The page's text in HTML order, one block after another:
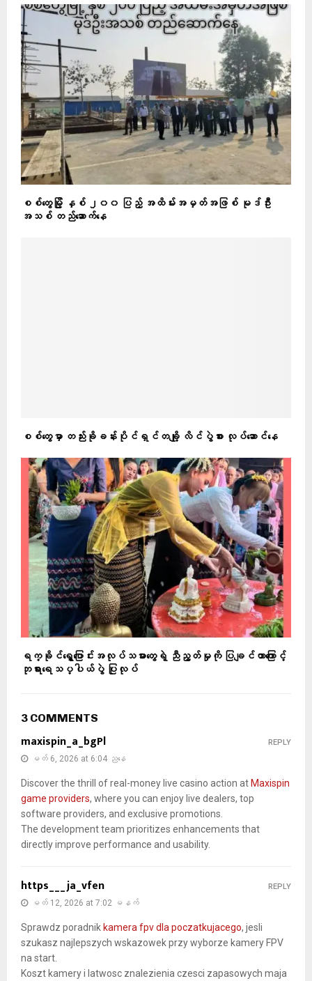
စစ်တွေမြို့ နှစ် ၂၀၀ ပြည့် အထိမ်းအမှတ်အဖြစ် မုဒ်ဦး
အသစ် တည်‌ဆောက်နေ
‎စစ်တွေမှာ တည်းခိုခန်းပိုင်ရှင်တချို့ လိင်ပွဲစား လုပ်ဆောင်နေ
ရက္ခိုင်ရွှေ့ပြောင်းအလုပ်သမားတွေရဲ့ ညီညွတ်မှုကို ပြချင်တာကြောင့်
ဘုရားရေသပ္ပါယ်ပွဲ ပြုလုပ်
3 COMMENTS
maxispin_a_bgPl
မတ် 6, 2026 at 6:04 ညနေ
Discover the thrill of real-money live casino action at Maxispin
game providers, where you can enjoy live dealers, top
software providers, and exclusive promotions.
The development team prioritizes enhancements that
directly improve performance and usability.
REPLY
https___ja_vfen
မတ် 12, 2026 at 7:02 မနက်
Sprawdz poradnik kamera fpv dla poczatkujacego, jesli
szukasz najlepszych wskazowek przy wyborze kamery FPV
na start.
Koszt kamery i latwosc znalezienia czesci zapasowych maja
REPLY